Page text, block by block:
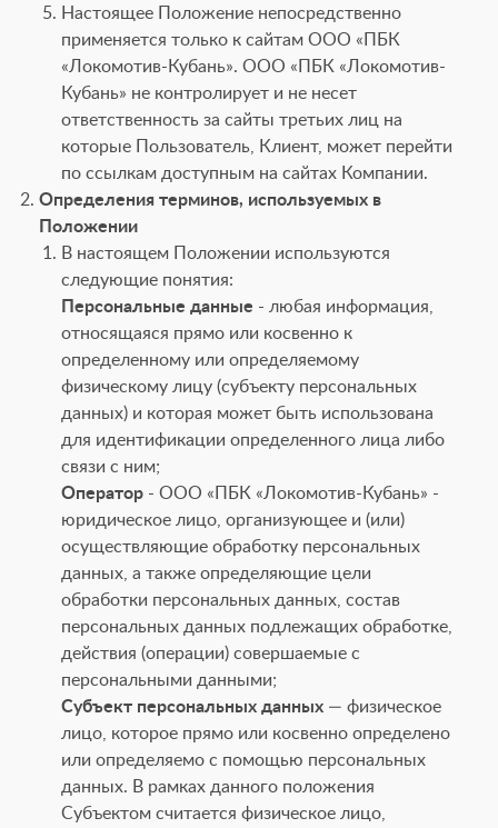
Настоящее Положение непосредственно
применяется только к сайтам ООО «ПБК
«Локомотив-Кубань». ООО «ПБК «Локомотив-
Кубань» не контролирует и не несет
ответственность за сайты третьих лиц на
которые Пользователь, Клиент, может перейти
по ссылкам доступным на сайтах Компании.
Определения терминов, используемых в
Положении
В настоящем Положении используются
следующие понятия:
Персональные данные - любая информация,
относящаяся прямо или косвенно к
определенному или определяемому
физическому лицу (субъекту персональных
данных) и которая может быть использована
для идентификации определенного лица либо
связи с ним;
Оператор - ООО «ПБК «Локомотив-Кубань» -
юридическое лицо, организующее и (или)
осуществляющие обработку персональных
данных, а также определяющие цели
обработки персональных данных, состав
персональных данных подлежащих обработке,
действия (операции) совершаемые с
персональными данными;
Субъект персональных данных — физическое
лицо, которое прямо или косвенно определено
или определяемо с помощью персональных
данных. В рамках данного положения
Субъектом считается физическое лицо,